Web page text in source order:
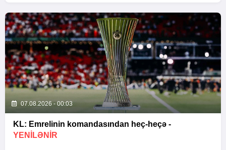
07.08.2026 - 00:03
KL: Emrelinin komandasından heç-heçə -
YENİLƏNİR